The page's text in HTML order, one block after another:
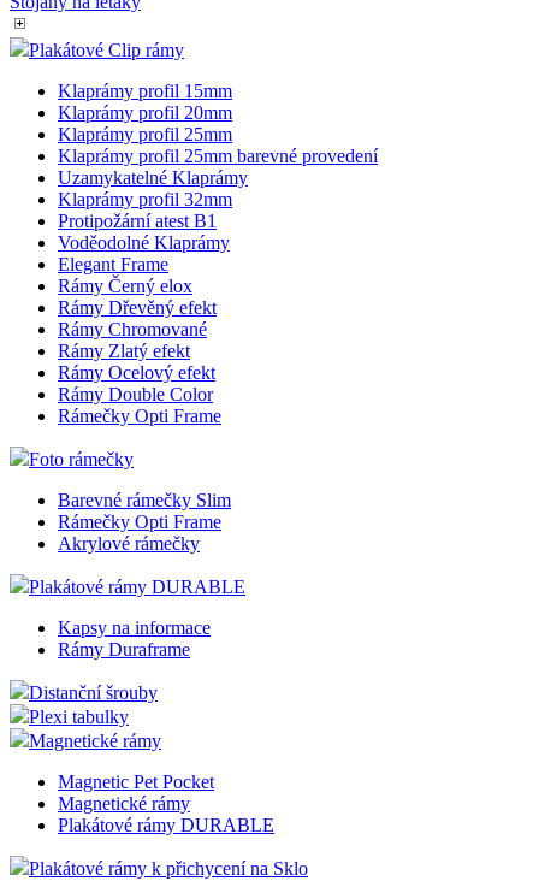
Plakátové Clip rámy
Klaprámy profil 15mm
Klaprámy profil 20mm
Klaprámy profil 25mm
Klaprámy profil 25mm barevné provedení
Uzamykatelné Klaprámy
Klaprámy profil 32mm
Protipožární atest B1
Voděodolné Klaprámy
Elegant Frame
Rámy Černý elox
Rámy Dřevěný efekt
Rámy Chromované
Rámy Zlatý efekt
Rámy Ocelový efekt
Rámy Double Color
Rámečky Opti Frame
Foto rámečky
Barevné rámečky Slim
Rámečky Opti Frame
Akrylové rámečky
Plakátové rámy DURABLE
Kapsy na informace
Rámy Duraframe
Distanční šrouby
Plexi tabulky
Magnetické rámy
Magnetic Pet Pocket
Magnetické rámy
Plakátové rámy DURABLE
Plakátové rámy k přichycení na Sklo